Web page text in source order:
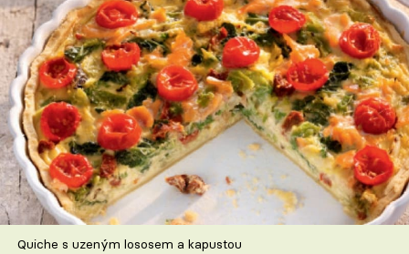
Témata
Recepty
Články
TV Program
Škola vaření
Recepty z TV
Quiche s uzeným lososem a kapustou